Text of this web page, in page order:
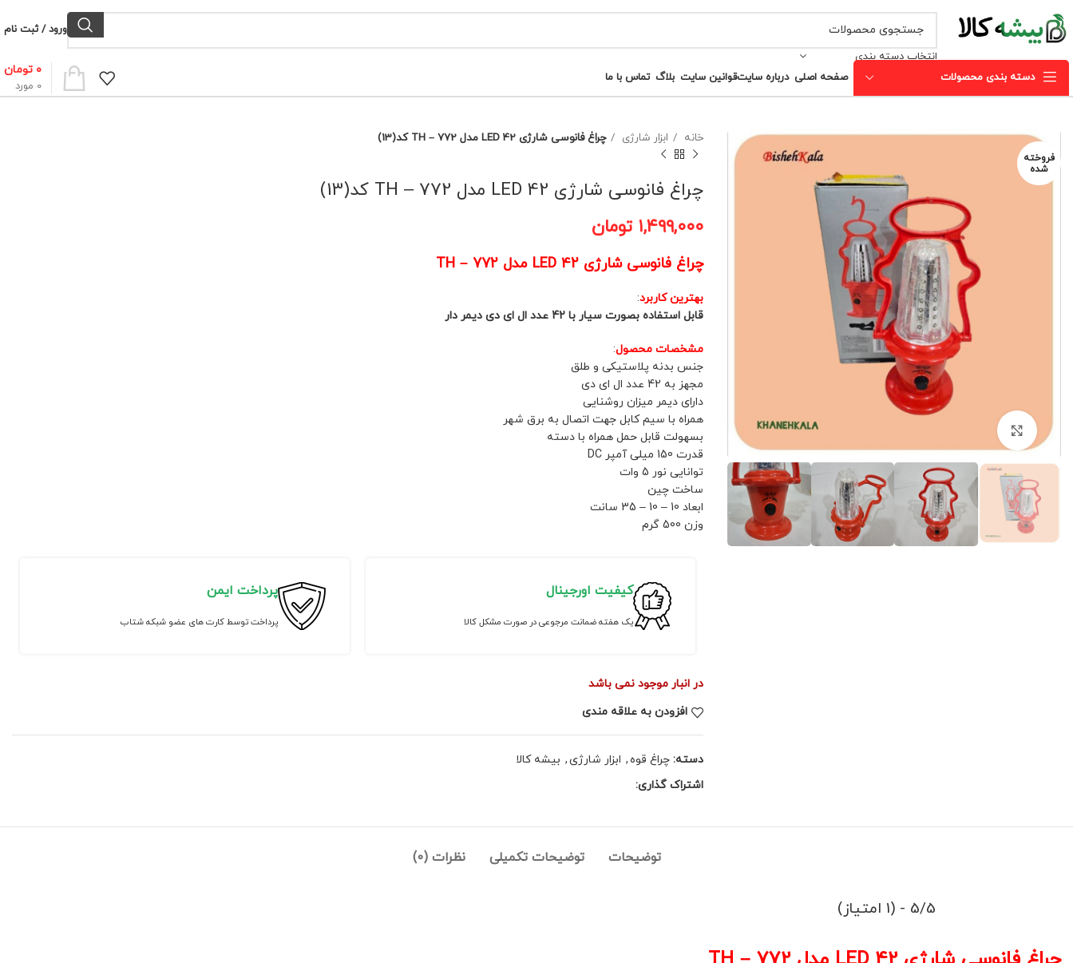
انتخاب دسته بندی
ورود / ثبت نام
دسته بندی محصولات صفحه اصلی درباره سایتقوانین سایت بلاگ تماس با ما
0 مورد
۰ تومان
فروخته
شده
خانه ابزار شارژی چراغ فانوسی شارژی 42 LED مدل TH – 772 کد(13)
چراغ فانوسی شارژی 42 LED مدل TH – 772 کد(13)
۱,۴۹۹,۰۰۰ تومان
چراغ فانوسی شارژی 42 LED مدل TH – 772
بهترین کاربرد:
قابل استفاده بصورت سیار با 42 عدد ال ای دی دیمر دار
مشخصات محصول:
جنس بدنه پلاستیکی و طلق
مجهز به 42 عدد ال ای دی
دارای دیمر میزان روشنایی
همراه با سیم کابل جهت اتصال به برق شهر
بسهولت قابل حمل همراه با دسته
قدرت 150 میلی آمپر DC
توانایی نور 5 وات
ساخت چین
ابعاد 10 – 10 – 35 سانت
وزن 500 گرم
کیفیت اورجینال
یک هفته ضمانت مرجوعی در صورت مشکل کالا
پرداخت ایمن
پرداخت توسط کارت های عضو شبکه شتاب
در انبار موجود نمی باشد
افزودن به علاقه مندی
دسته: چراغ قوه, ابزار شارژی, بیشه کالا
اشتراک گذاری:
توضیحات توضیحات تکمیلی نظرات (0)
5/5 - (1 امتیاز)